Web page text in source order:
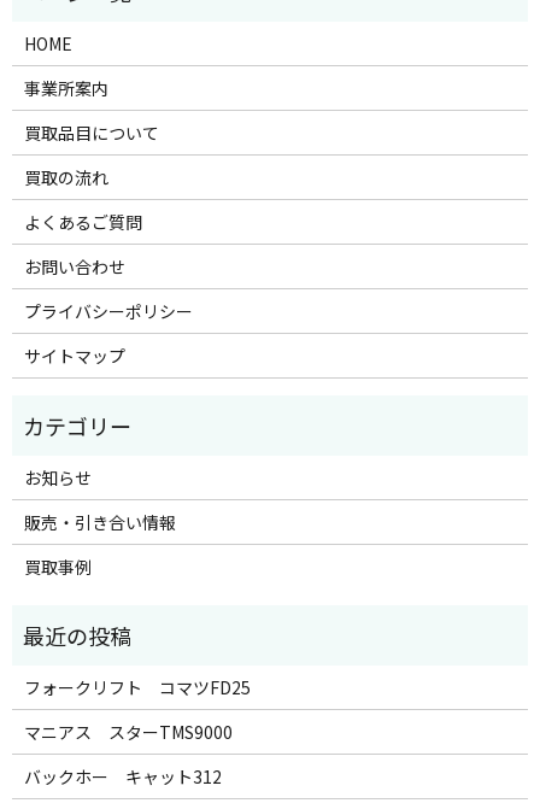
HOME
事業所案内
買取品目について
買取の流れ
よくあるご質問
お問い合わせ
プライバシーポリシー
サイトマップ
お知らせ
販売・引き合い情報
買取事例
フォークリフト コマツFD25
マニアス スターTMS9000
バックホー キャット312